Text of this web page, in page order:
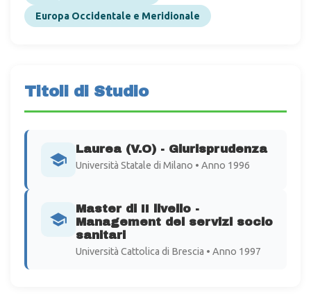
Europa Occidentale e Meridionale
Titoli di Studio
Laurea (V.O) - Giurisprudenza
Università Statale di Milano • Anno 1996
Master di II livello -
Management dei servizi socio
sanitari
Università Cattolica di Brescia • Anno 1997